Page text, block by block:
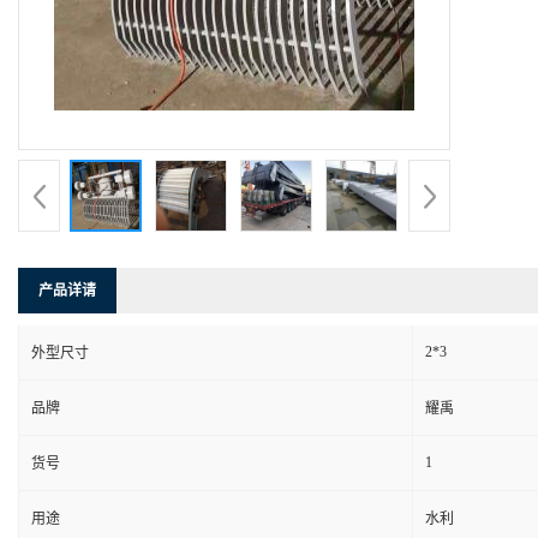
产品详请
外型尺寸 2*3
品牌 耀禹
货号 1
用途 水利